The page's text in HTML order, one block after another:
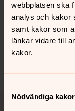
webbplatsen ska
analys och kakor
samt kakor som
länkar vidare till
kakor.
Nödvändiga kakor
Senast ändrad 22
Synpunkter
innehåll?
ystad-
Tillbaka till toppen
Tillbaka till